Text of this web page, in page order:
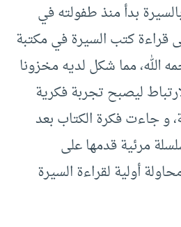
بدأ منذ طفولته في
كتب السيرة في مكتبة
الله، مما شكل لديه مخزونا
ليصبح تجربة فكرية
و جاءت فكرة الكتاب بعد
مرئية قدمها على
أولية لقراءة السيرة